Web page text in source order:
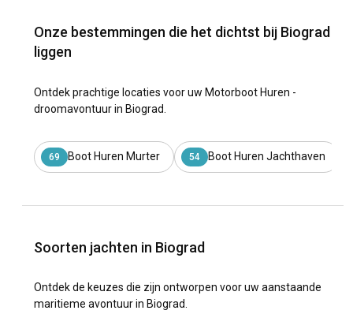
Onze bestemmingen die het dichtst bij Biograd
liggen
Ontdek prachtige locaties voor uw Motorboot Huren -
droomavontuur in Biograd.
69 Boot Huren Murter 54 Boot Huren Jachthaven
Soorten jachten in Biograd
Ontdek de keuzes die zijn ontworpen voor uw aanstaande
maritieme avontuur in Biograd.